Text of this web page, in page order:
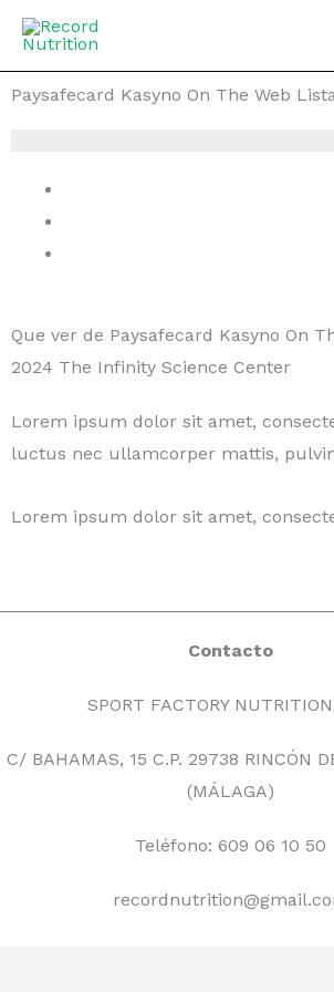
contenido
Paysafecard Kasyno On The Web
Que ver de Paysafecard Kasyno On
2024 The Infinity Science Center
Lorem ipsum dolor sit amet,
luctus nec ullamcorper mattis,
Lorem ipsum dolor sit amet,
Contacto
SPORT FACTORY
C/ BAHAMAS, 15 C.P. 29738 RINCÓN
(MÁLAGA)
Teléfono: 609 06 10 50